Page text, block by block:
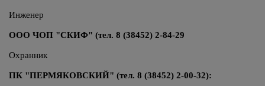
Инженер
ООО ЧОП "СКИФ" (тел. 8 (38452) 2-84-29
Охранник
ПК "ПЕРМЯКОВСКИЙ" (тел. 8 (38452) 2-00-32):